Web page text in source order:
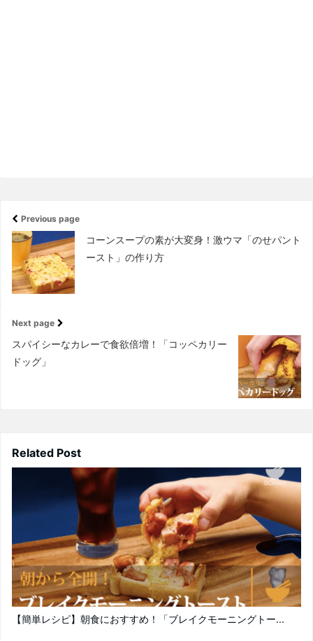
Previous page
コーンスープの素が大変身！激ウマ「のせパント
ースト」の作り方
Next page
スパイシーなカレーで食欲倍増！「コッペカリー
ドッグ」
Related Post
【簡単レシピ】朝食におすすめ！「ブレイクモーニングトー...